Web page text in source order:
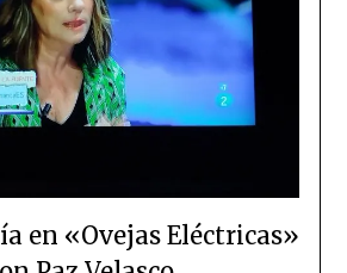
en «Ovejas Eléctricas»